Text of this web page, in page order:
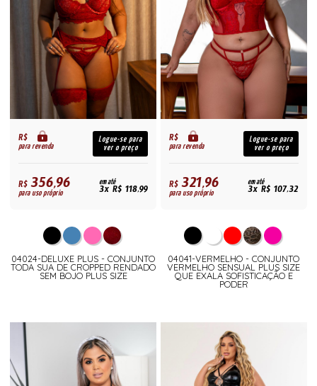
R$
para revenda
Logue-se para
ver o preço
R$356,96
para uso próprio
em até
3x R$ 118,99
04024-DELUXE PLUS - CONJUNTO
TODA SUA DE CROPPED RENDADO
SEM BOJO PLUS SIZE
R$
para revenda
Logue-se para
ver o preço
R$321,96
para uso próprio
em até
3x R$ 107,32
04041-VERMELHO - CONJUNTO
VERMELHO SENSUAL PLUS SIZE
QUE EXALA SOFISTICAÇÃO E
PODER